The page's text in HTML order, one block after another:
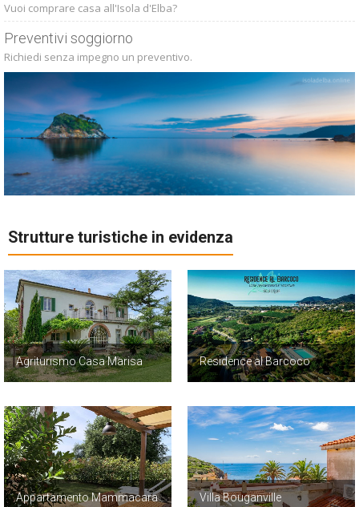
Vuoi comprare casa all'Isola d'Elba?
Preventivi soggiorno
Richiedi senza impegno un preventivo.
Strutture turistiche in evidenza
Agriturismo Casa Marisa Residence al Barcoco
Appartamento Mammacara Villa Bouganville